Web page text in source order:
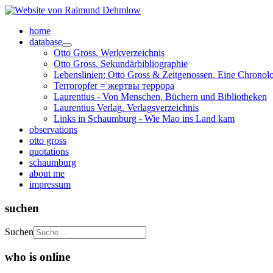
home
database
Otto Gross. Werkverzeichnis
Otto Gross. Sekundärbibliographie
Lebenslinien: Otto Gross & Zeitgenossen. Eine
Terroropfer = жертвы террора
Laurentius - Von Menschen, Büchern und Bibliotheken
Laurentius Verlag. Verlagsverzeichnis
Links in Schaumburg - Wie Mao ins Land kam
observations
otto gross
quotations
schaumburg
about me
impressum
suchen
Suchen
who is online